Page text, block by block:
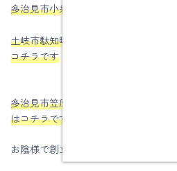
多治見市小泉町Ｍさま邸の声はコチラ
土岐市駄知町Ｔ様邸性能向上リノベー
コチラです
多治見市笠原町Ｋ様邸性能向上リノベ
はコチラです
お陰様で創立61周年を迎える事が出来